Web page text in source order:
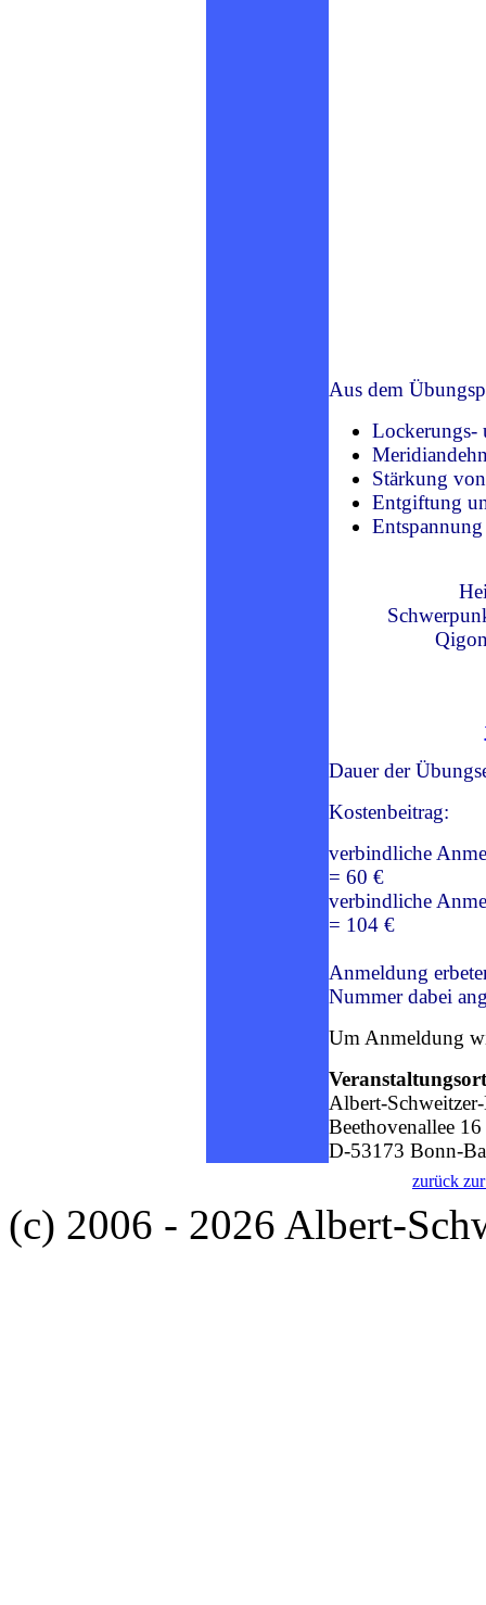
Aus dem
Lockerungs-
Stärkung
Entgiftung
Dauer der
Kostenbeitrag:
verbindliche
= 60 €
verbindliche
= 104 €
Anmeldung
Nummer dabei
Um Anmeldung
Albert-
Beethovenallee 16
D-53173 Bonn-
zurück
(c) 2006 - 2026 Albert-